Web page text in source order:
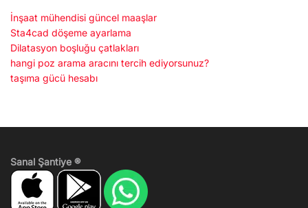
İnşaat mühendisi güncel maaşlar
Sta4cad döşeme ayarlama
Dilatasyon boşluğu çatlakları
hangi poz arama aracını tercih ediyorsunuz?
taşıma gücü hesabı
Sanal Şantiye ®